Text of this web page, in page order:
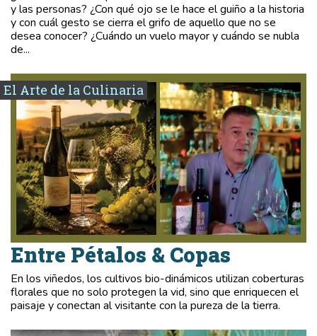
y las personas? ¿Con qué ojo se le hace el guiño a la historia
y con cuál gesto se cierra el grifo de aquello que no se
desea conocer? ¿Cuándo un vuelo mayor y cuándo se nubla
de...
El Arte de la Culinaria
Entre Pétalos & Copas
En los viñedos, los cultivos bio-dinámicos utilizan coberturas
florales que no solo protegen la vid, sino que enriquecen el
paisaje y conectan al visitante con la pureza de la tierra.